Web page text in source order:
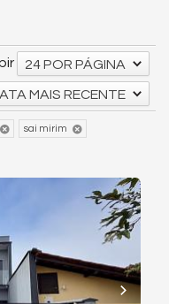
24 POR PÁGINA
MAIS RECENTE
sai mirim